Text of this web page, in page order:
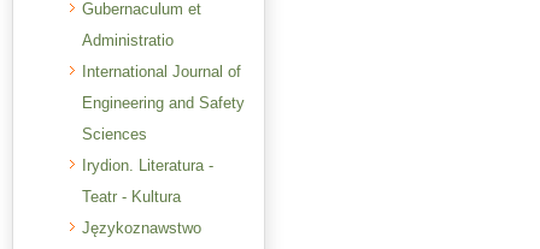
Gubernaculum et
Administratio
International Journal of
Engineering and Safety
Sciences
Irydion. Literatura -
Teatr - Kultura
Językoznawstwo